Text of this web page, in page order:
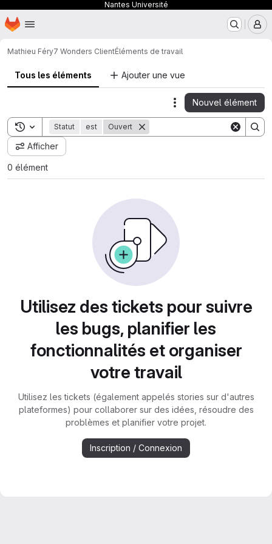
Nantes Université
Passer au contenu principal
Page d'accueil
Mathieu Féry7 Wonders ClientÉléments de travail
Tous les éléments Ajouter une vue
Actions
Nouvel élément
Toggle search history
Statut est Ouvert
Afficher
0 élément
Utilisez des tickets pour suivre
les bugs, planifier les
fonctionnalités et organiser
votre travail
Utilisez les tickets (également appelés stories sur d'autres
plateformes) pour collaborer sur des idées, résoudre des
problèmes et planifier votre projet.
Inscription / Connexion